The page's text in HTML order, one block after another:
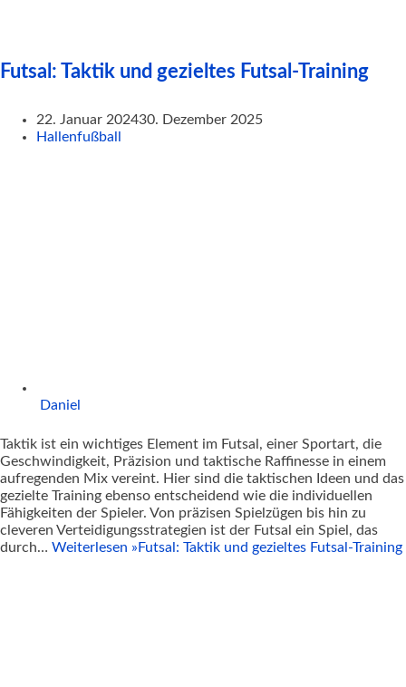
Futsal: Taktik und gezieltes Futsal-Training
22. Januar 202430. Dezember 2025
Hallenfußball
Daniel
Taktik ist ein wichtiges Element im Futsal, einer Sportart, die
Geschwindigkeit, Präzision und taktische Raffinesse in einem
aufregenden Mix vereint. Hier sind die taktischen Ideen und das
gezielte Training ebenso entscheidend wie die individuellen
Fähigkeiten der Spieler. Von präzisen Spielzügen bis hin zu
cleveren Verteidigungsstrategien ist der Futsal ein Spiel, das
durch… Weiterlesen » Futsal: Taktik und gezieltes Futsal-Training